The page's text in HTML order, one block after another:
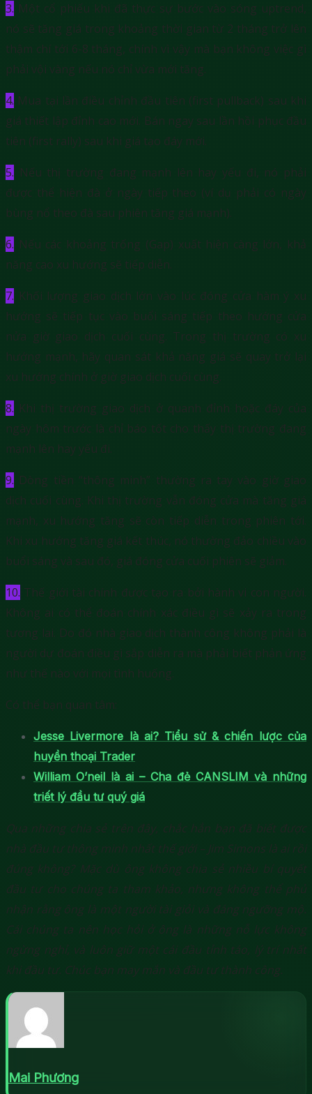
3. Một cổ phiếu khi đã thực sự bước vào sóng uptrend,
nó sẽ tăng giá trong khoảng thời gian từ 2 tháng trở lên
thậm chí tới 6-8 tháng, chính vì vậy mà bạn không việc gì
phải vội vàng nếu nó chỉ vừa mới tăng.
4. Mua tại lần điều chỉnh đầu tiên (first pullback) sau khi
giá thiết lập đỉnh cao mới. Bán ngay sau lần hồi phục đầu
tiên (first rally) sau khi giá tạo đáy mới.
5. Nếu thị trường đang mạnh lên hay yếu đi, nó phải
được thể hiện đà ở ngày tiếp theo (ví dụ phải có ngày
bùng nổ theo đà sau phiên tăng giá mạnh).
6. Nếu các khoảng trống (Gap) xuất hiện càng lớn, khả
năng cao xu hướng sẽ tiếp diễn.
7. Khối lượng giao dịch lớn vào lúc đóng cửa hàm ý xu
hướng sẽ tiếp tục vào buổi sáng tiếp theo hướng cửa
nửa giờ giao dịch cuối cùng. Trong thị trường có xu
hướng mạnh, hãy quan sát khả năng giá sẽ quay trở lại
xu hướng chính ở giờ giao dịch cuối cùng.
8. Khi thị trường giao dịch ở quanh đỉnh hoặc đáy của
ngày hôm trước là chỉ báo tốt cho thấy thị trường đang
mạnh lên hay yếu đi.
9. Dòng tiền “thông minh” thường ra tay vào giờ giao
dịch cuối cùng. Khi thị trường vẫn đóng cửa mà tăng giá
mạnh, xu hướng tăng sẽ còn tiếp diễn trong phiên tới.
Khi xu hướng tăng giá kết thúc, nó thường đảo chiều vào
buổi sáng và sau đó, giá đóng cửa cuối phiên sẽ giảm.
10. Thế giới tài chính được tạo ra bởi hành vi con người.
Không ai có thể đoán chính xác điều gì sẽ xảy ra trong
tương lai. Do đó nhà giao dịch thành công không phải là
người dự đoán điều gì sắp diễn ra mà phải biết phản ứng
như thế nào với mọi tình huống.
Có thể bạn quan tâm:
Jesse Livermore là ai? Tiểu sử & chiến lược của
huyền thoại Trader
William O’neil là ai – Cha đẻ CANSLIM và những
triết lý đầu tư quý giá
Qua những chia sẻ trên đây, chắc hẳn bạn đã biết được
nhà đầu tư thông minh nhất thế giới – Jim Simons là ai rồi
đúng không? Mặc dù ông không chia sẻ nhiều bí quyết
đầu tư cho chúng ta tham khảo, nhưng không thể phủ
nhận rằng ông là một người tài giỏi và đáng ngưỡng mộ.
Cái chúng ta nên học hỏi ở ông là những nỗ lực không
ngừng nghỉ, và luôn giữ một cái đầu tỉnh táo, lý trí nhất
khi đầu tư. Chúc bạn may mắn và đầu tư thành công.
Mai Phương